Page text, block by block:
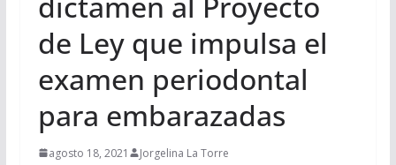
de Ley que impulsa el
examen periodontal
para embarazadas
agosto 18, 2021 Jorgelina La Torre